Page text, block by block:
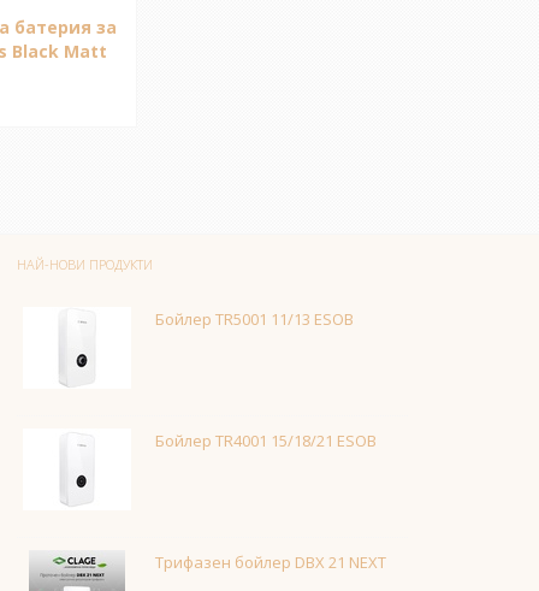
батерия за
Black Matt
НАЙ-НОВИ ПРОДУКТИ
Бойлер TR5001 11/13 ESOB
Бойлер TR4001 15/18/21 ESOB
Трифазен бойлер DBX 21 NEXT